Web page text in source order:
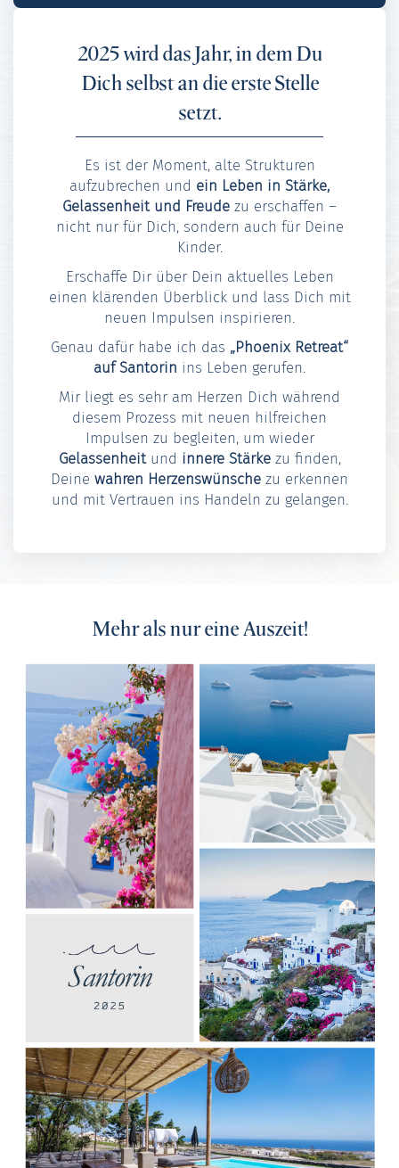
2025 wird das Jahr, in dem Du
Dich selbst an die erste Stelle
setzt.
Es ist der Moment, alte Strukturen
aufzubrechen und ein Leben in Stärke,
Gelassenheit und Freude zu erschaffen –
nicht nur für Dich, sondern auch für Deine
Kinder.
Erschaffe Dir über Dein aktuelles Leben
einen klärenden Überblick und lass Dich mit
neuen Impulsen inspirieren.
Genau dafür habe ich das „Phoenix Retreat“
auf Santorin ins Leben gerufen.
Mir liegt es sehr am Herzen Dich während
diesem Prozess mit neuen hilfreichen
Impulsen zu begleiten, um wieder
Gelassenheitund innere Stärkezu finden,
Deine wahren Herzenswünsche zu erkennen
und mit Vertrauen ins Handeln zu gelangen.
Mehr als nur eine Auszeit!